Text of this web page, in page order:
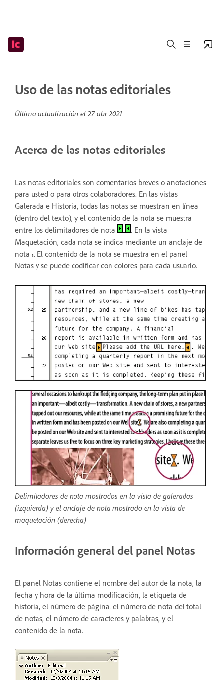
Uso de las notas editoriales
Última actualización el27 abr 2021
Acerca de las notas editoriales
Las notas editoriales son comentarios breves o anotaciones
para usted o para otros colaboradores. En las vistas
Galerada e Historia, todas las notas se muestran en línea
(dentro del texto), y el contenido de la nota se muestra
entre los delimitadores de nota
. En la vista
Maquetación, cada nota se indica mediante un anclaje de
nota . El contenido de la nota se muestra en el panel
Notas y se puede codificar con colores para cada usuario.
Delimitadores de nota mostrados en la vista de galeradas
(izquierda) y el anclaje de nota mostrado en la vista de
maquetación (derecha)
Información general del panel Notas
El panel Notas contiene el nombre del autor de la nota, la
fecha y hora de la última modificación, la etiqueta de
historia, el número de página, el número de nota del total
de notas, el número de caracteres y palabras, y el
contenido de la nota.